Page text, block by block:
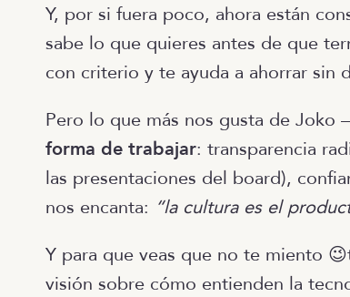
Y, por si fuera poco, ahora están
sabe lo que quieres antes de que
con criterio y te ayuda a ahorrar sin
Pero lo que más nos gusta de
forma de trabajar: transparencia
las presentaciones del board),
nos encanta: “la cultura es el
Y para que veas que no te miento
visión sobre cómo entienden la